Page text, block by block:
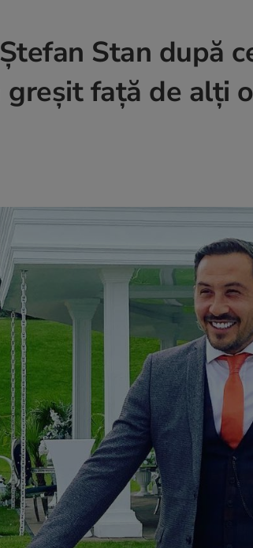
Stan după
greșit față de alți